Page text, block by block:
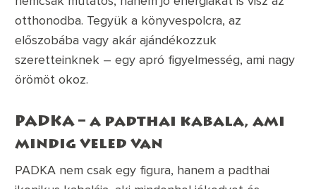
otthonodba. Tegyük a könyvespolcra, az
előszobába vagy akár ajándékozzuk
szeretteinknek – egy apró figyelmesség, ami nagy
örömöt okoz.
PADKA – a padthai kabala, ami
mindig veled van
PADKA nem csak egy figura, hanem a padthai